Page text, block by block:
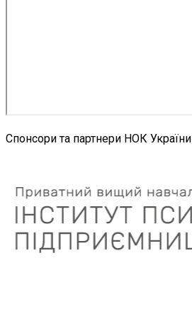
Спонсори та партнери НОК України